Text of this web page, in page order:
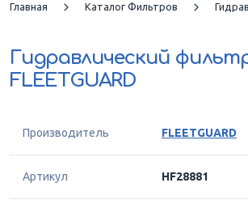
Главная Каталог Фильтров
Гидравлический
FLEETGUARD
Производитель FLEETGUARD
Артикул HF28881